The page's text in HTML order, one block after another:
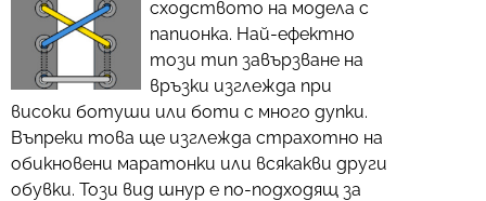
сходството на модела с
папионка. Най-ефектно
този тип завързване на
връзки изглежда при
високи ботуши или боти с много дупки.
Въпреки това ще изглежда страхотно на
обикновени маратонки или всякакви други
обувки. Този вид шнур е по-подходящ за